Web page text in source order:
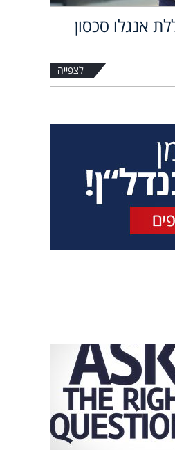
אנגלו סכסון
לצפייה